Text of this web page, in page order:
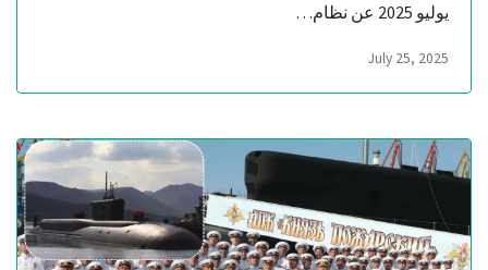
يوليو 2025 عن نظام…
July 25, 2025